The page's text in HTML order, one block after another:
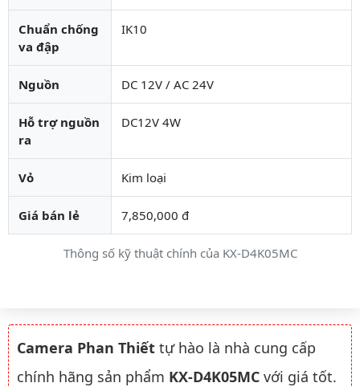
Thông số kỹ thuật chính của KX-D4K05MC
Chuẩn chống
va đập
IK10
Nguồn DC 12V / AC 24V
Hỗ trợ nguồn
ra
DC12V 4W
Vỏ Kim loại
Giá bán lẻ 7,850,000 đ
Camera Phan Thiết tự hào là nhà cung cấp
chính hãng sản phẩm KX-D4K05MC với giá tốt.